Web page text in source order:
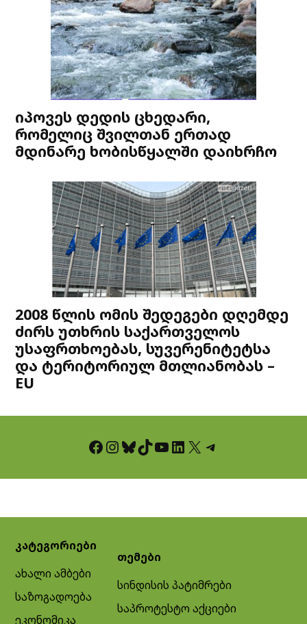
იპოვეს დედის ცხედარი,
რომელიც შვილთან ერთად
მდინარე ხობისწყალში დაიხრჩო
2008 წლის ომის შედეგები დღემდე
ძირს უთხრის საქართველოს
უსაფრთხოებას, სუვერენიტეტსა
და ტერიტორიულ მთლიანობას –
EU
Facebook InstagramBluesky TikTok YouTube LinkedIn X Telegram
კატეგორიები
ახალი ამბები
საზოგადოება
ეკონომიკა
თემები
სინდისის პატიმრები
საპროტესტო აქციები